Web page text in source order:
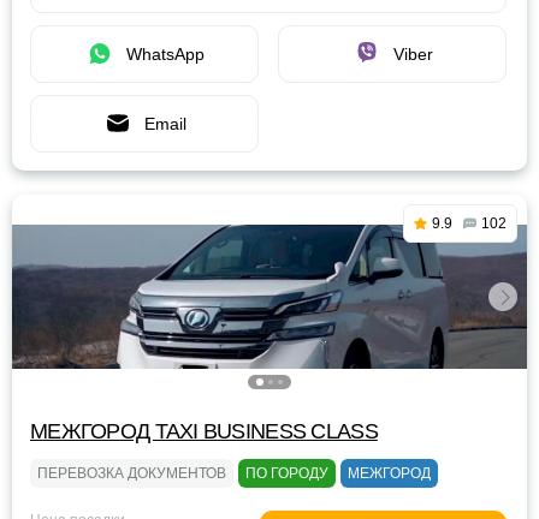
WhatsApp Viber
Email
9.9 102
МЕЖГОРОД TAXI BUSINESS CLASS
ПЕРЕВОЗКА ДОКУМЕНТОВ ПО ГОРОДУ МЕЖГОРОД